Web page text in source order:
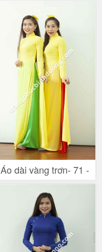
Áo dài vàng trơn- 71 -